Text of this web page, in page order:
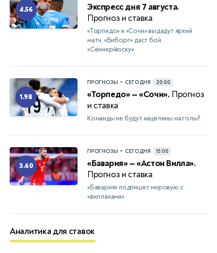
4.56
Экспресс дня 7 августа.
Прогноз и ставка
«Торпедо» и «Сочи» выдадут яркий
матч, «Виборг» даст бой
«Сённерйюску»
1.98
ПРОГНОЗЫ • СЕГОДНЯ 20:00
«Торпедо» — «Сочи». Прогноз
и ставка
Команды не будут нацелены на голы?
3.60
ПРОГНОЗЫ • СЕГОДНЯ 15:00
«Бавария» — «Астон Вилла».
Прогноз и ставка
«Бавария» подпишет мировую с
«вилланами»
Аналитика для ставок